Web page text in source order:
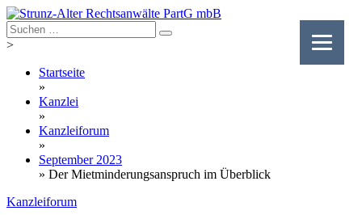
Skip
to
content
>
Startseite
»
Kanzlei
»
Kanzleiforum
»
September 2023
» Der Mietminderungsanspruch im Überblick
Kanzleiforum